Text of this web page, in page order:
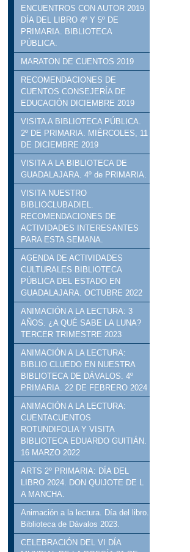
ENCUENTROS CON AUTOR 2019.
DÍA DEL LIBRO 4º Y 5º DE
PRIMARIA. BIBLIOTECA
PÚBLICA.
MARATON DE CUENTOS 2019
RECOMENDACIONES DE
CUENTOS CONSEJERÍA DE
EDUCACIÓN DICIEMBRE 2019
VISITA A BIBLIOTECA PÚBLICA.
2º DE PRIMARIA. MIÉRCOLES, 11
DE DICIEMBRE 2019
VISITA A LA BIBLIOTECA DE
GUADALAJARA. 4º de PRIMARIA.
VISITA NUESTRO
BIBLIOCLUBADIEL.
RECOMENDACIONES DE
ACTIVIDADES INTERESANTES
PARA ESTA SEMANA.
AGENDA DE ACTIVIDADES
CULTURALES BIBLIOTECA
PÚBLICA DEL ESTADO EN
GUADALAJARA. OCTUBRE 2022
ANIMACIÓN A LA LECTURA: 3
AÑOS. ¿A QUÉ SABE LA LUNA?
TERCER TRIMESTRE 2023
ANIMACIÓN A LA LECTURA:
BIBLIO CLUEDO EN NUESTRA
BIBLIOTECA DE DÁVALOS. 4º
PRIMARIA. 22 DE FEBRERO 2024
ANIMACIÓN A LA LECTURA:
CUENTACUENTOS
ROTUNDIFOLIA Y VISITA
BIBLIOTECA EDUARDO GUITIÁN.
16 MARZO 2022
ARTS 2º PRIMARIA: DÍA DEL
LIBRO 2024. DON QUIJOTE DE L
A MANCHA.
Animación a la lectura. Día del libro.
Biblioteca de Dávalos 2023.
CELEBRACIÓN DEL VI DÍA